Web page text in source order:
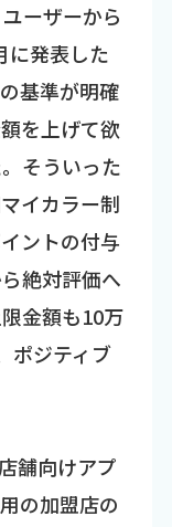
ーザーから
に発表した
基準が明確
を上げて欲
そういった
イカラー制
ントの付与
絶対評価へ
金額も10万
ポジティブ
舗向けアプ
の加盟店の